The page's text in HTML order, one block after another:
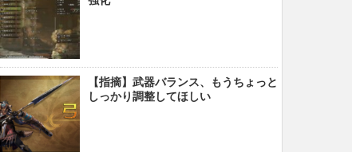
【指摘】武器バランス、もうちょっと
しっかり調整してほしい